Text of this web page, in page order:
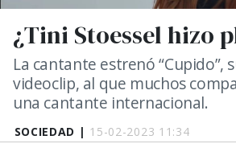
SOCIEDAD | 15-02-2023 11:34
¿Tini Stoessel hizo
La cantante estrenó “Cupido”,
videoclip, al que muchos
una cantante internacional.